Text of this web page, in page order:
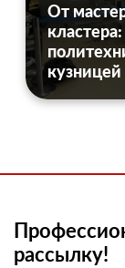
От
рассылку!